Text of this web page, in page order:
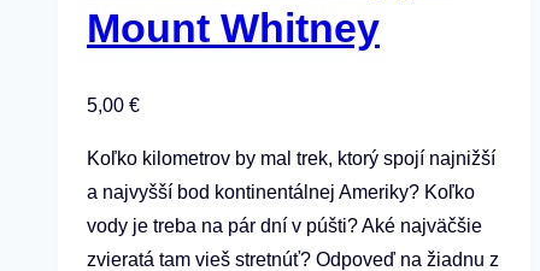
Mount Whitney
5,00 €
Koľko kilometrov by mal trek, ktorý spojí najnižší
a najvyšší bod kontinentálnej Ameriky? Koľko
vody je treba na pár dní v púšti? Aké najväčšie
zvieratá tam vieš stretnúť? Odpoveď na žiadnu z